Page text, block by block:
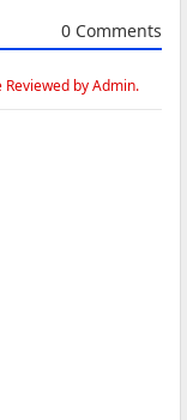
0 Comments
by Admin.